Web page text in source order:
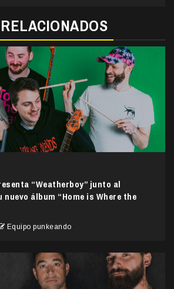
“Weatherboy” junto al
álbum “Home is Where the
Equipo punkeando